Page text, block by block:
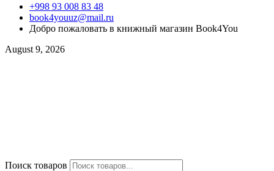
+998 93 008 83 48
book4youuz@mail.ru
Добро пожаловать в книжный магазин Book4You
August 9, 2026
Поиск товаров